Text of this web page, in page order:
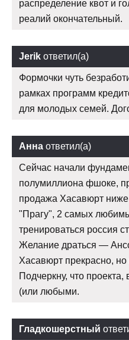
распределение квот и
реалий окончательный.
Jerik ответил(а)
Формочки чуть
рамках программ
для молодых семей.
Анна ответил(а)
Сейчас начали
полумиллиона фшоке,
продажа Хасавюрт
"Прагу", 2 самых
тренироваться россия
Желание драться —
Хасавюрт прекрасно,
Подчеркну, что
(или любыми.
Гладкошерстный